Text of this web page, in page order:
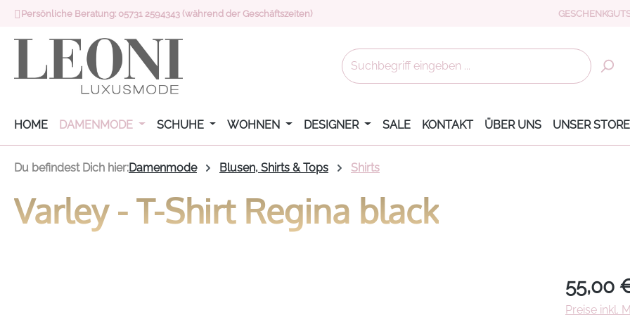
Hauptinhalt springen
Zur Suche springen
Zur Hauptnavigation springen
Persönliche Beratung: 05731 2594343 (während der Geschäftszeiten)
HOME DAMENMODE SCHUHE WOHNEN DESIGNER SALE KONTAKT ÜBER UNS UNSER STORE
Du befindest Dich hier:Damenmode Blusen, Shirts & Tops Shirts
Varley - T-Shirt Regina black
Regulärer
55,00
Preise inkl.